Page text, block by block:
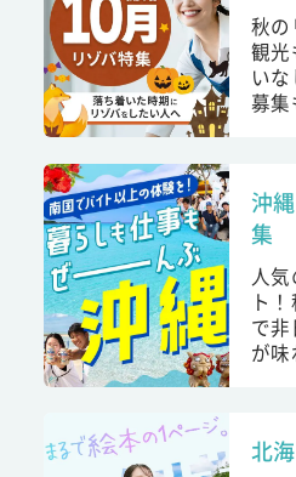
秋の
観
い
募集
沖
集
人
ト
で
が味
北